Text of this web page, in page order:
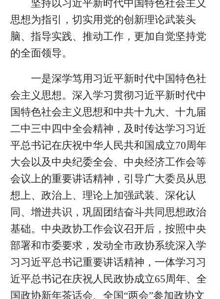
坚持以习近平新时代中国特色社会主义
思想为指引，切实用党的创新理论武装头
脑、指导实践、推动工作，更加自觉坚持党
的全面领导。
一是深学笃用习近平新时代中国特色社
会主义思想。深入学习贯彻习近平新时代中
国特色社会主义思想和中共十九大、十九届
二中三中四中全会精神，及时传达学习习近
平总书记在庆祝中华人民共和国成立70周年
大会以及中央纪委全会、中央经济工作会等
会议上的重要讲话精神，引导广大委员从思
想上、政治上、理论上加强武装、深化认
同、增进共识，巩固团结奋斗共同思想政治
基础。中央政协工作会议召开后，按照中央
部署和市委要求，发动全市政协系统深入学
习习近平总书记重要讲话精神，一体学习习
近平总书记在庆祝人民政协成立65周年、全
国政协新年茶话会、全国“两会”参加政协文